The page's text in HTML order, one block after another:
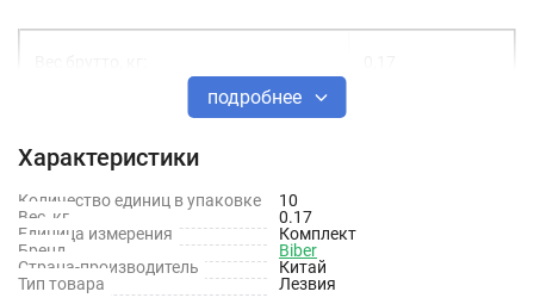
Форма лезвия
подробнее
Характеристики
Количество единиц в упаковке
10
Вес, кг
0.17
Единица измерения
Комплект
Бренд
Biber
Страна-производитель
Китай
Тип товара
Лезвия